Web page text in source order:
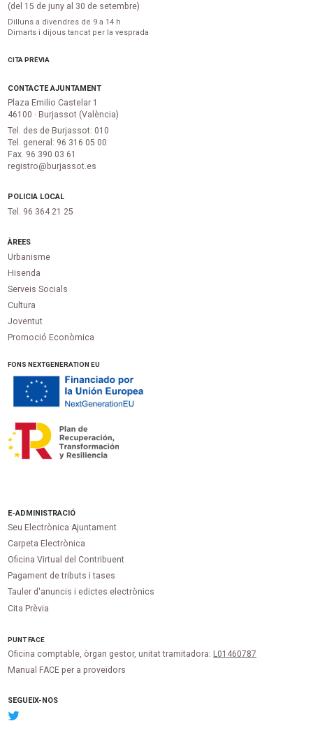
(del 15 de juny al 30 de setembre)
Dilluns a divendres de 9 a 14 h
Dimarts i dijous tancat per la vesprada
CITA PRÈVIA
CONTACTE AJUNTAMENT
Plaza Emilio Castelar 1
46100 · Burjassot (València)
Tel. des de Burjassot: 010
Tel. general: 96 316 05 00
Fax. 96 390 03 61
registro@burjassot.es
POLICIA LOCAL
Tel. 96 364 21 25
ÀREES
Urbanisme
Hisenda
Serveis Socials
Cultura
Joventut
Promoció Econòmica
FONS NEXTGENERATION EU
E-ADMINISTRACIÓ
Seu Electrònica Ajuntament
Carpeta Electrònica
Oficina Virtual del Contribuent
Pagament de tributs i tases
Tauler d'anuncis i edictes electrònics
Cita Prèvia
PUNTFACE
Oficina comptable, òrgan gestor, unitat tramitadora: L01460787
Manual FACE per a proveïdors
SEGUEIX-NOS